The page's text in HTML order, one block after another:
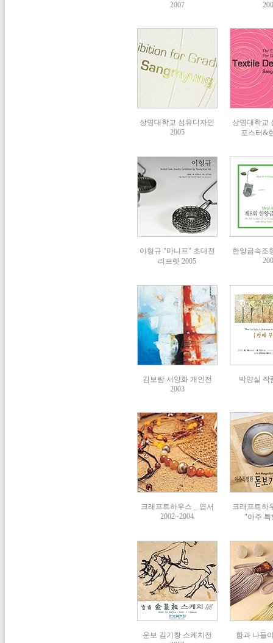
2007
상명대학교 섬유디자인
2005
상명대학교
포스터&
이형규 "마니프" 초대전
리프렛 2005
한양금속조
김보람 서양화 개인전
2003
박양실 작
크래프트하우스 _ 엽서
2002~2004
크래프트하
"아주
운보 김기창 스케치전
함과 나들